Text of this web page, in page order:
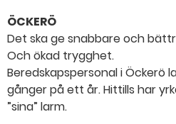
ÖCKERÖ
Det ska ge snabbare och
Och ökad trygghet.
Beredskapspersonal i Öckerö
gånger på ett år. Hittills har
”sina” larm.